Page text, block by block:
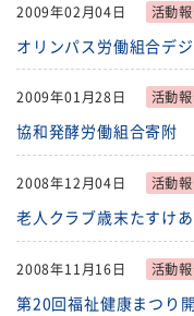
社協とは
福祉団体
広報誌
採用
お問い合せ
行事予定
2009年02月04日 活動
オリンパス労働組合デ
2009年01月28日 活動
協和発酵労働組合寄附
2008年12月04日 活動
老人クラブ歳末たすけ
2008年11月16日 活動
第20回福祉健康まつり